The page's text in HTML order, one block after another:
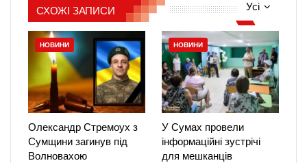
Усі
СХОЖІ ЗАПИСИ
НОВИНИ
Олександр Стремоух з
Сумщини загинув під
Волновахою
НОВИНИ
У Сумах провели
інформаційні зустрічі
для мешканців